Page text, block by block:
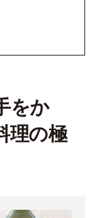
をか
理の極